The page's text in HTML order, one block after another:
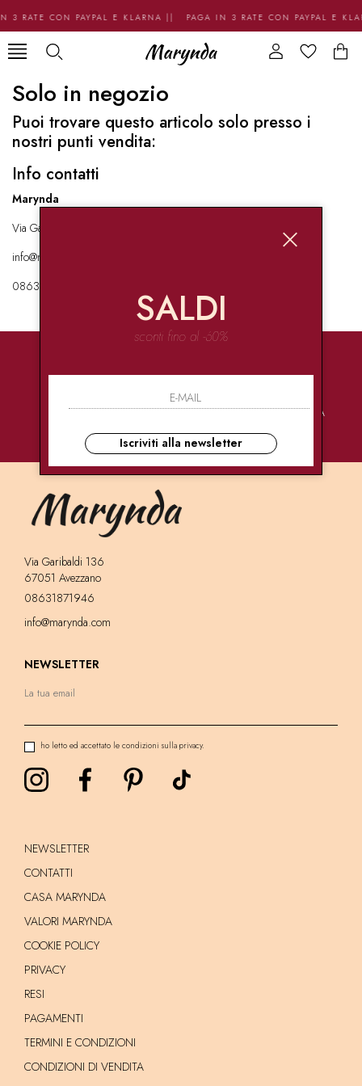
3 RATE CON PAYPAL E KLARNA || PAGA IN 3 RATE CON PAYPAL E
Solo in negozio
Puoi trovare questo articolo solo presso i
nostri punti vendita:
Info contatti
Marynda
Via Garibaldi 136 67051 Avezzano
info@marynda.com
08631871946
PAGAMENTI
CONSEGNE
ULTRA RAPIDE
ASSISTENZA
Via Garibaldi 136
67051 Avezzano
08631871946
info@marynda.com
NEWSLETTER
ho letto ed accettato le condizioni sulla privacy.
NEWSLETTER
CONTATTI
CASA MARYNDA
VALORI MARYNDA
COOKIE POLICY
PRIVACY
RESI
PAGAMENTI
TERMINI E CONDIZIONI
CONDIZIONI DI VENDITA
SALDI
sconti fino al -60%
Iscriviti alla newsletter